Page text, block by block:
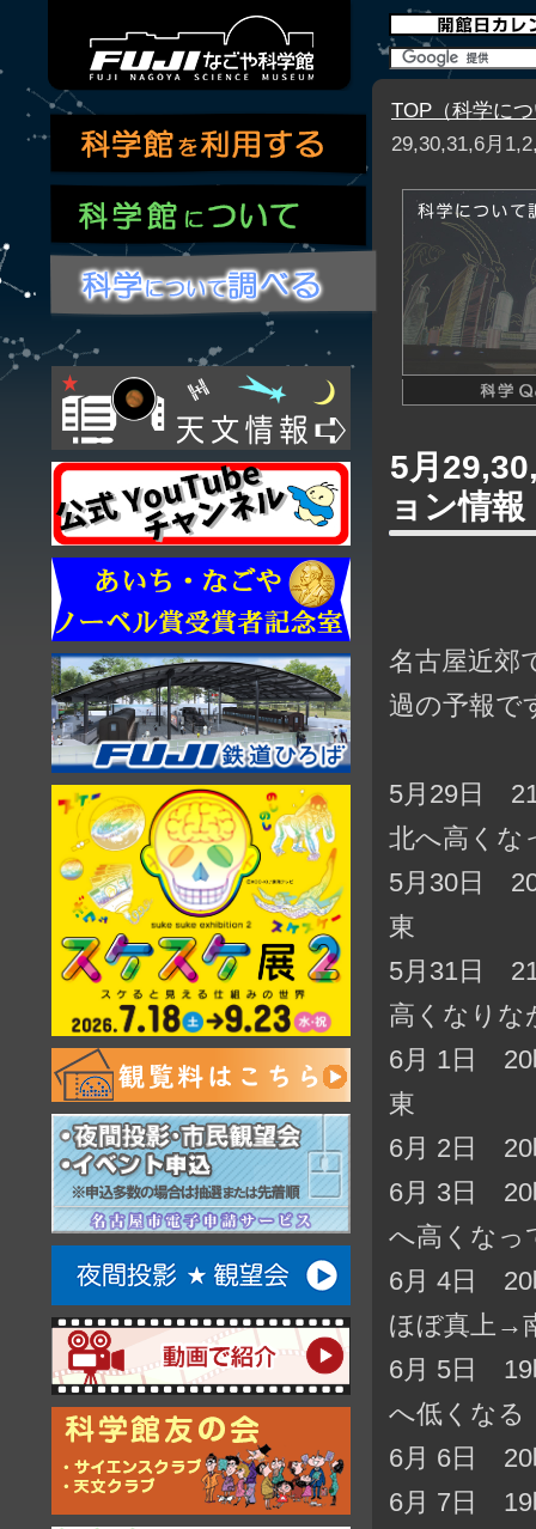
TOP（科学に
29,30,31,6月
5月
ョン情報
名古屋近郊
過の予報で
5月29日
北へ高くな
5月30日
東
5月31日
高くなりな
6月 1日
東
6月 2日
6月 3日
へ高くなっ
6月 4日
ほぼ真上→
6月 5日
へ低くなる
6月 6日
6月 7日